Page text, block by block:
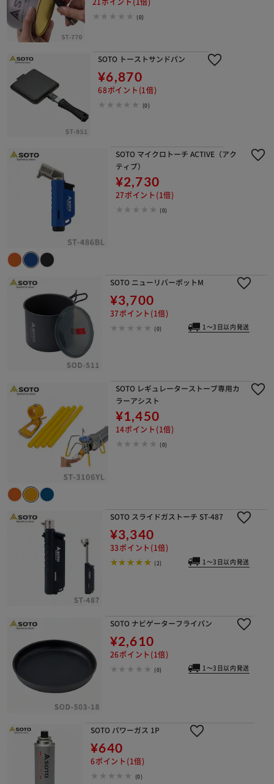
(0)
SOTO トーストサンドパン
¥6,870
68ポイント(1倍)
(0)
SOTO マイクロトーチ ACTIVE（アク
ティブ）
¥2,730
27ポイント(1倍)
(0)
SOTO ニューリバーポットM
¥3,700
37ポイント(1倍)
(0) 1～3日以内発送
SOTO レギュレーターストーブ専用カ
ラーアシスト
¥1,450
14ポイント(1倍)
(0)
SOTO スライドガストーチ ST-487
¥3,340
33ポイント(1倍)
(2) 1～3日以内発送
SOTO ナビゲーターフライパン
¥2,610
26ポイント(1倍)
(0) 1～3日以内発送
SOTO パワーガス 1P
¥640
6ポイント(1倍)
(0)